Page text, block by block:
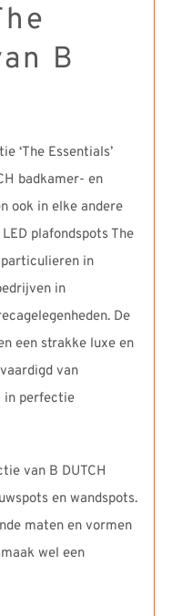
B
‘The Essentials’
badkamer- en
ook in elke andere
plafondspots The
in
in
De
een strakke luxe en
van
perfectie
van B DUTCH
en wandspots.
maten en vormen
wel een